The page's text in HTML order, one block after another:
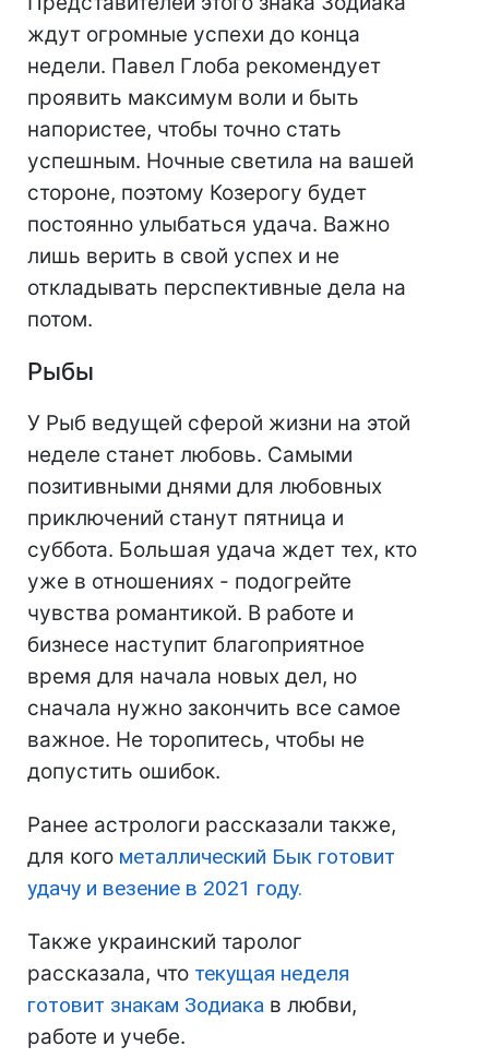
ждут огромные успехи до конца
недели. Павел Глоба рекомендует
проявить максимум воли и быть
напористее, чтобы точно стать
успешным. Ночные светила на вашей
стороне, поэтому Козерогу будет
постоянно улыбаться удача. Важно
лишь верить в свой успех и не
откладывать перспективные дела на
потом.
Рыбы
У Рыб ведущей сферой жизни на этой
неделе станет любовь. Самыми
позитивными днями для любовных
приключений станут пятница и
суббота. Большая удача ждет тех, кто
уже в отношениях - подогрейте
чувства романтикой. В работе и
бизнесе наступит благоприятное
время для начала новых дел, но
сначала нужно закончить все самое
важное. Не торопитесь, чтобы не
допустить ошибок.
Ранее астрологи рассказали также,
для кого металлический Бык готовит
удачу и везение в 2021 году.
Также украинский таролог
рассказала, что текущая неделя
готовит знакам Зодиака в любви,
работе и учебе.